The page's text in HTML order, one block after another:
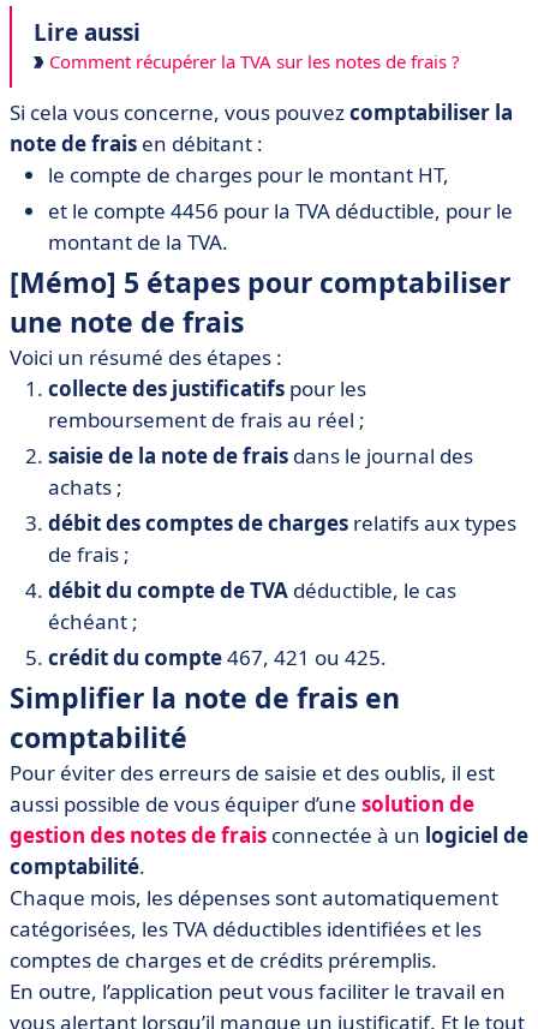
Lire aussi
Comment récupérer la TVA sur les notes de frais ?
Si cela vous concerne, vous pouvezcomptabiliser la
note de frais en débitant :
le compte de charges pour le montant HT,
et le compte 4456 pour la TVA déductible, pour le
montant de la TVA.
[Mémo] 5 étapes pour comptabiliser
une note de frais
Voici un résumé des étapes :
collecte des justificatifs pour les
remboursement de frais au réel ;
saisie de la note de frais dans le journal des
achats ;
débit des comptes de charges relatifs aux types
de frais ;
débit du compte de TVA déductible, le cas
échéant ;
crédit du compte467, 421 ou 425.
Simplifier la note de frais en
comptabilité
Pour éviter des erreurs de saisie et des oublis, il est
aussi possible de vous équiper d’une solution de
gestion des notes de frais connectée à un logiciel de
comptabilité.
Chaque mois, les dépenses sont automatiquement
catégorisées, les TVA déductibles identifiées et les
comptes de charges et de crédits préremplis.
En outre, l’application peut vous faciliter le travail en
vous alertant lorsqu’il manque un justificatif. Et le tout